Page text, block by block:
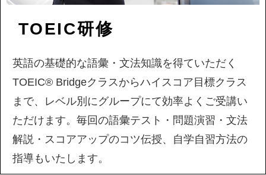
TOEIC研修
英語の基礎的な語彙・文法知識を得ていただく
TOEIC® Bridgeクラスからハイスコア目標クラス
まで、レベル別にグループにて効率よくご受講い
ただけます。毎回の語彙テスト・問題演習・文法
解説・スコアアップのコツ伝授、自学自習方法の
指導もいたします。